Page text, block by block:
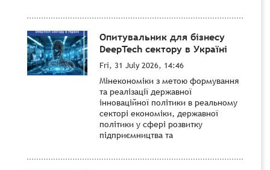
Опитувальник для бізнесу
DeepTech сектору в Україні
Fri, 31 July 2026, 14:46
Мінекономіки з метою формування
та реалізації державної
інноваційної політики в реальному
секторі економіки, державної
політики у сфері розвитку
підприємництва та